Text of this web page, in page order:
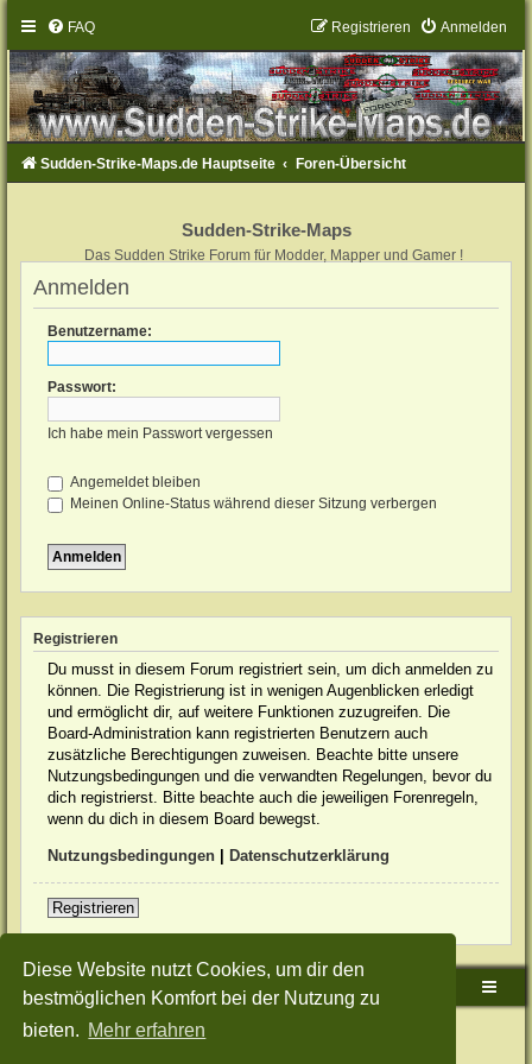
Diese Website nutzt Cookies, um dir den
bestmöglichen Komfort bei der Nutzung zu
bieten. Mehr erfahren
FAQ Anmelden
Registrieren
Sudden-Strike-Maps.de Hauptseite Foren-Übersicht
Sudden-Strike-Maps
Das Sudden Strike Forum für Modder, Mapper und Gamer !
Anmelden
Benutzername:
Passwort:
Ich habe mein Passwort vergessen
Angemeldet bleiben
Meinen Online-Status während dieser Sitzung verbergen
Registrieren
Du musst in diesem Forum registriert sein, um dich anmelden zu
können. Die Registrierung ist in wenigen Augenblicken erledigt
und ermöglicht dir, auf weitere Funktionen zuzugreifen. Die
Board-Administration kann registrierten Benutzern auch
zusätzliche Berechtigungen zuweisen. Beachte bitte unsere
Nutzungsbedingungen und die verwandten Regelungen, bevor du
dich registrierst. Bitte beachte auch die jeweiligen Forenregeln,
wenn du dich in diesem Board bewegst.
Nutzungsbedingungen Datenschutzerklärung
Registrieren
Sudden-Strike-Maps.de Hauptseite Foren-Übersicht
Powered byphpBB® Forum Software © phpBB Limited